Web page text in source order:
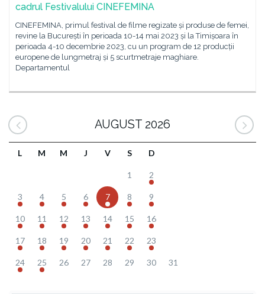
cadrul Festivalului CINEFEMINA
CINEFEMINA, primul festival de filme regizate și produse de femei,
revine la București în perioada 10-14 mai 2023 și la Timișoara în
perioada 4-10 decembrie 2023, cu un program de 12 producții
europene de lungmetraj și 5 scurtmetraje maghiare.
Departamentul
AUGUST 2026
L M M J V S D
1 2
3 4 5 6 7 8 9
10 11 12 13 14 15 16
17 18 19 20 21 22 23
24 25 26 27 28 29 30 31